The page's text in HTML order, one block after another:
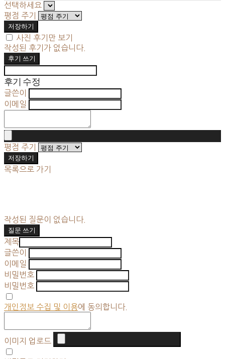
선택하세요
평점 주기
저장하기
사진 후기만 보기
작성된 후기가 없습니다.
후기 쓰기
후기 수정
글쓴이
이메일
평점 주기
저장하기
목록으로 가기
작성된 질문이 없습니다.
질문 쓰기
제목
글쓴이
이메일
비밀번호
비밀번호
개인정보 수집 및 이용에 동의합니다.
이미지 업로드